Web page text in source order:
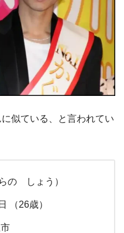
似ている、と言われてい
の しょう）
（26歳）